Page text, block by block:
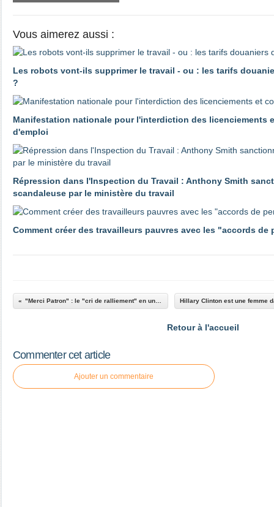
Vous aimerez aussi :
Les robots vont-ils supprimer le travail - ou : les tarifs
?
Manifestation nationale pour l'interdiction des licenciements
d'emploi
Répression dans l'Inspection du Travail : Anthony Smith
scandaleuse par le ministère du travail
Comment créer des travailleurs pauvres avec les "accords de
Retour à l'accueil
Commenter cet article
Ajouter un commentaire